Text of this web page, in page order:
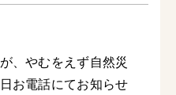
、やむをえず自然災
お電話にてお知らせ